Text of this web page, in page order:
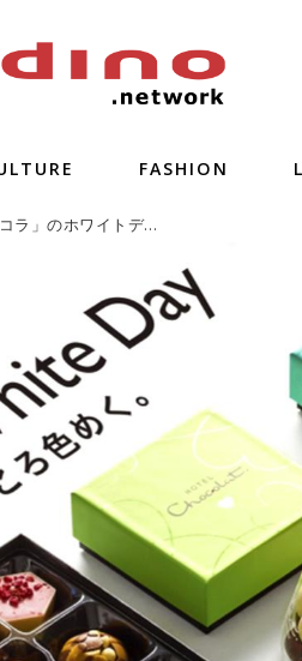
FASHION
大切な人に思いを届ける「ホテルショコラ」のホワイトデー コレクションが発売開始